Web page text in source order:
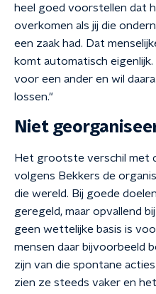
heel goed voorstellen dat
overkomen als jij die
een zaak had. Dat
komt automatisch
voor een ander en wil
lossen."
Niet
Het grootste verschil met
volgens Bekkers de
die wereld. Bij goede
geregeld, maar opvallend
geen wettelijke basis is
mensen daar bijvoorbeeld
zijn van die spontane
zien ze steeds vaker en